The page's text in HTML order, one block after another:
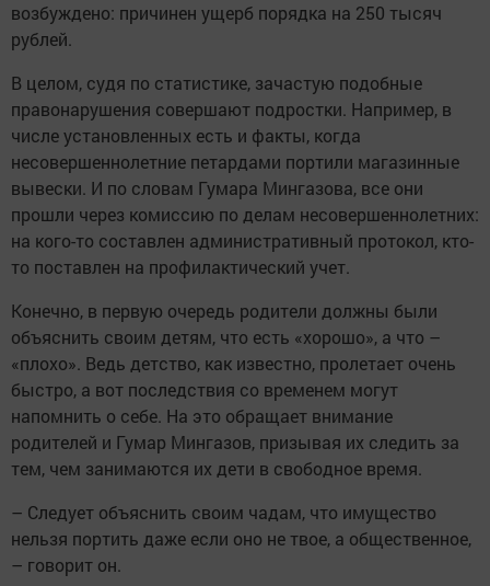
возбуждено: причинен ущерб порядка на 250 тысяч
рублей.
В целом, судя по статистике, зачастую подобные
правонарушения совершают подростки. Например, в
числе установленных есть и факты, когда
несовершеннолетние петардами портили магазинные
вывески. И по словам Гумара Мингазова, все они
прошли через комиссию по делам несовершеннолетних:
на кого-то составлен административный протокол, кто-
то поставлен на профилактический учет.
Конечно, в первую очередь родители должны были
объяснить своим детям, что есть «хорошо», а что –
«плохо». Ведь детство, как известно, пролетает очень
быстро, а вот последствия со временем могут
напомнить о себе. На это обращает внимание
родителей и Гумар Мингазов, призывая их следить за
тем, чем занимаются их дети в свободное время.
– Следует объяснить своим чадам, что имущество
нельзя портить даже если оно не твое, а общественное,
– говорит он.